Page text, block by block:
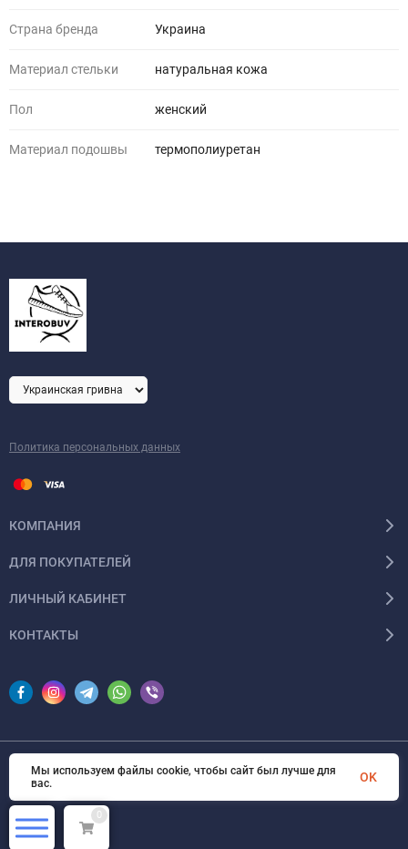
Страна бренда Украина
Материал стельки натуральная кожа
Пол женский
Материал подошвы термополиуретан
Политика персональных данных
КОМПАНИЯ
ДЛЯ ПОКУПАТЕЛЕЙ
ЛИЧНЫЙ КАБИНЕТ
КОНТАКТЫ
© 2026 InSale. Все права защищены
0
Мы используем файлы cookie, чтобы сайт был лучше для
вас.
OK